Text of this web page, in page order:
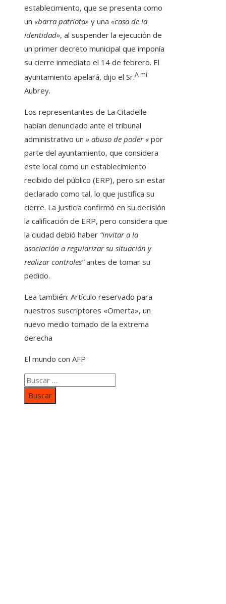
establecimiento, que se presenta como
un «barra patriota» y una «casa de la
identidad», al suspender la ejecución de
un primer decreto municipal que imponía
su cierre inmediato el 14 de febrero. El
ayuntamiento apelará, dijo el Sr.A mí
Aubrey.
Los representantes de La Citadelle
habían denunciado ante el tribunal
administrativo un » abuso de poder « por
parte del ayuntamiento, que considera
este local como un establecimiento
recibido del público (ERP), pero sin estar
declarado como tal, lo que justifica su
cierre. La Justicia confirmó en su decisión
la calificación de ERP, pero considera que
la ciudad debió haber “invitar a la
asociación a regularizar su situación y
realizar controles”antes de tomar su
pedido.
Lea también: Artículo reservado para
nuestros suscriptores «Omerta», un
nuevo medio tomado de la extrema
derecha
El mundo con AFP
Buscar: